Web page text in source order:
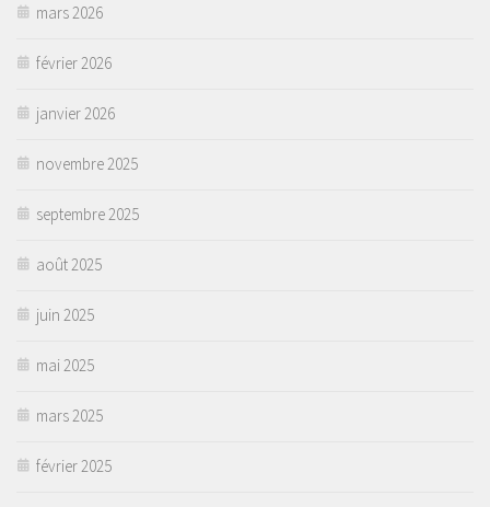
mars 2026
février 2026
janvier 2026
novembre 2025
septembre 2025
août 2025
juin 2025
mai 2025
mars 2025
février 2025